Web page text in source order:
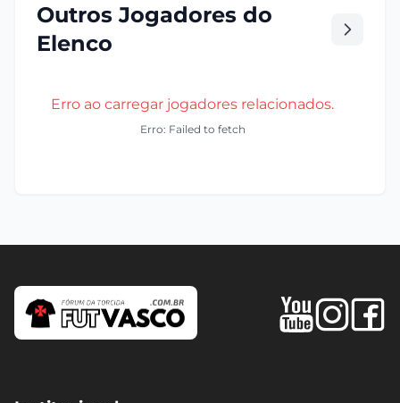
Outros Jogadores do
Elenco
Erro ao carregar jogadores relacionados.
Erro: Failed to fetch